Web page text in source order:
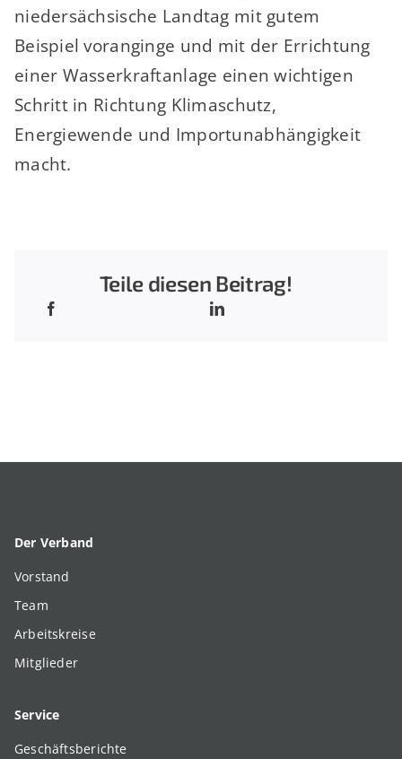
niedersächsische Landtag mit gutem
Beispiel voranginge und mit der Errichtung
einer Wasserkraftanlage einen wichtigen
Schritt in Richtung Klimaschutz,
Energiewende und Importunabhängigkeit
macht.
Teile diesen Beitrag!
Der Verband
Vorstand
Team
Arbeitskreise
Mitglieder
Service
Geschäftsberichte